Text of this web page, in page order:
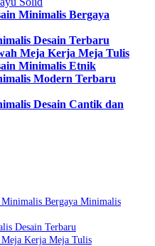
Minimalis Bergaya
Desain Terbaru
Meja Kerja Meja Tulis
Minimalis Etnik
Modern Terbaru
Desain Cantik dan
Bergaya Minimalis
Desain Terbaru
Kerja Meja Tulis